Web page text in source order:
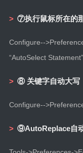
⑦执行鼠标所在的
Configure--
“AutoSelect Statement”
⑧ 关键字自动大写
Configure--
⑨AutoReplace自